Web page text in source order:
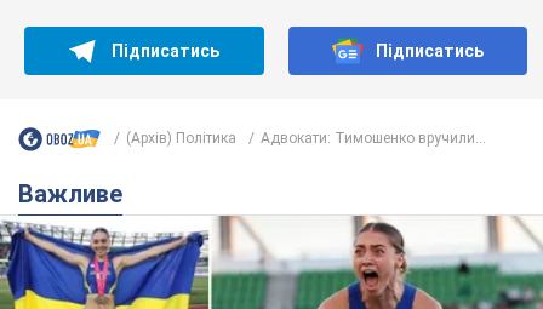
Підписатись Підписатись
(Архів) Політика Адвокати: Тимошенко вручили...
Важливе